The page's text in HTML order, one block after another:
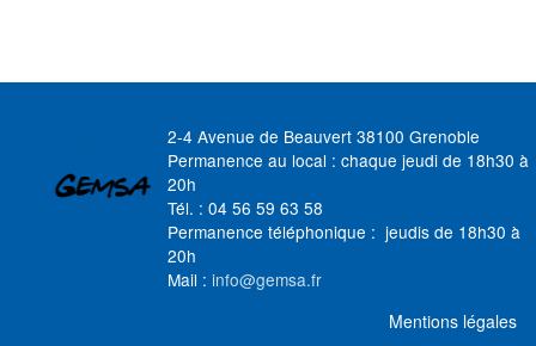
2-4 Avenue de Beauvert 38100 Grenoble
Permanence au local : chaque jeudi de 18h30 à
20h
Tél. : 04 56 59 63 58
Permanence téléphonique : jeudis de 18h30 à
20h
Mail : info@gemsa.fr
Mentions légales